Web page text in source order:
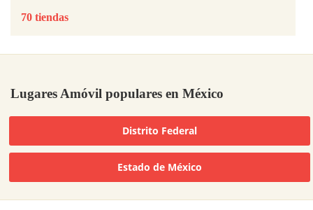
70 tiendas
Lugares Amóvil populares en México
Distrito Federal
Estado de México